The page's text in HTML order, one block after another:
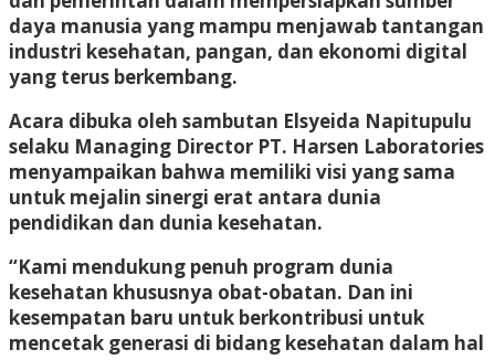
daya manusia yang mampu menjawab tantangan
industri kesehatan, pangan, dan ekonomi digital
yang terus berkembang.
Acara dibuka oleh sambutan Elsyeida Napitupulu
selaku Managing Director PT. Harsen Laboratories
menyampaikan bahwa memiliki visi yang sama
untuk mejalin sinergi erat antara dunia
pendidikan dan dunia kesehatan.
“Kami mendukung penuh program dunia
kesehatan khususnya obat-obatan. Dan ini
kesempatan baru untuk berkontribusi untuk
mencetak generasi di bidang kesehatan dalam hal